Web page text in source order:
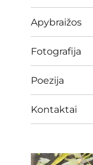
Apybraižos
Fotografija
Poezija
Kontaktai